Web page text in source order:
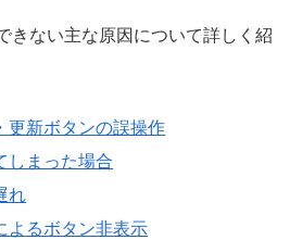
きない主な原因について詳しく紹
新ボタンの誤操作
まった場合
れ
るボタン非表示